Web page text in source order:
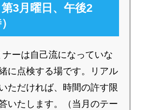
第3月曜日、午後2
ーは自己流になっていな
に点検する場です。リアル
ただければ、時間の許す限
いたします。（当月のテー